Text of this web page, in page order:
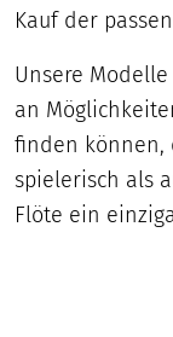
Kauf der
Unsere
an
finden können,
spielerisch als
Flöte ein